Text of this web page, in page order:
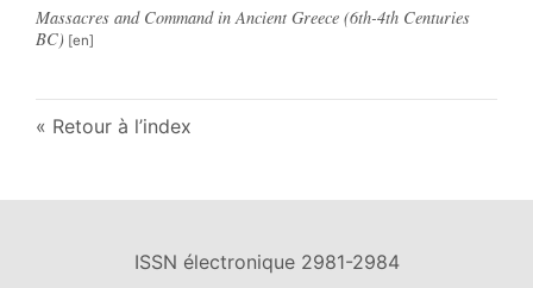
Massacres and Command in Ancient Greece (6th-4th Centuries
BC)
Retour à l’index
ISSN électronique 2981-2984